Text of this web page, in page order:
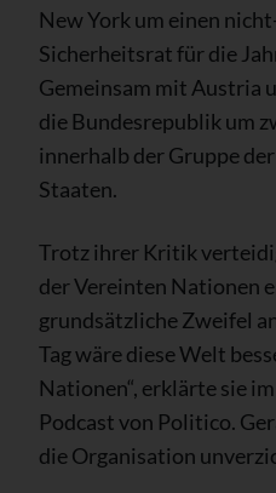
New York um einen
Sicherheitsrat für die
Gemeinsam mit Austria
die Bundesrepublik um
innerhalb der Gruppe
Staaten.
Trotz ihrer Kritik
der Vereinten Nationen
grundsätzliche Zweifel
Tag wäre diese Welt
Nationen“, erklärte sie
Podcast von Politico.
die Organisation